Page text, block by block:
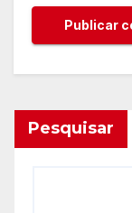
Pesquisar